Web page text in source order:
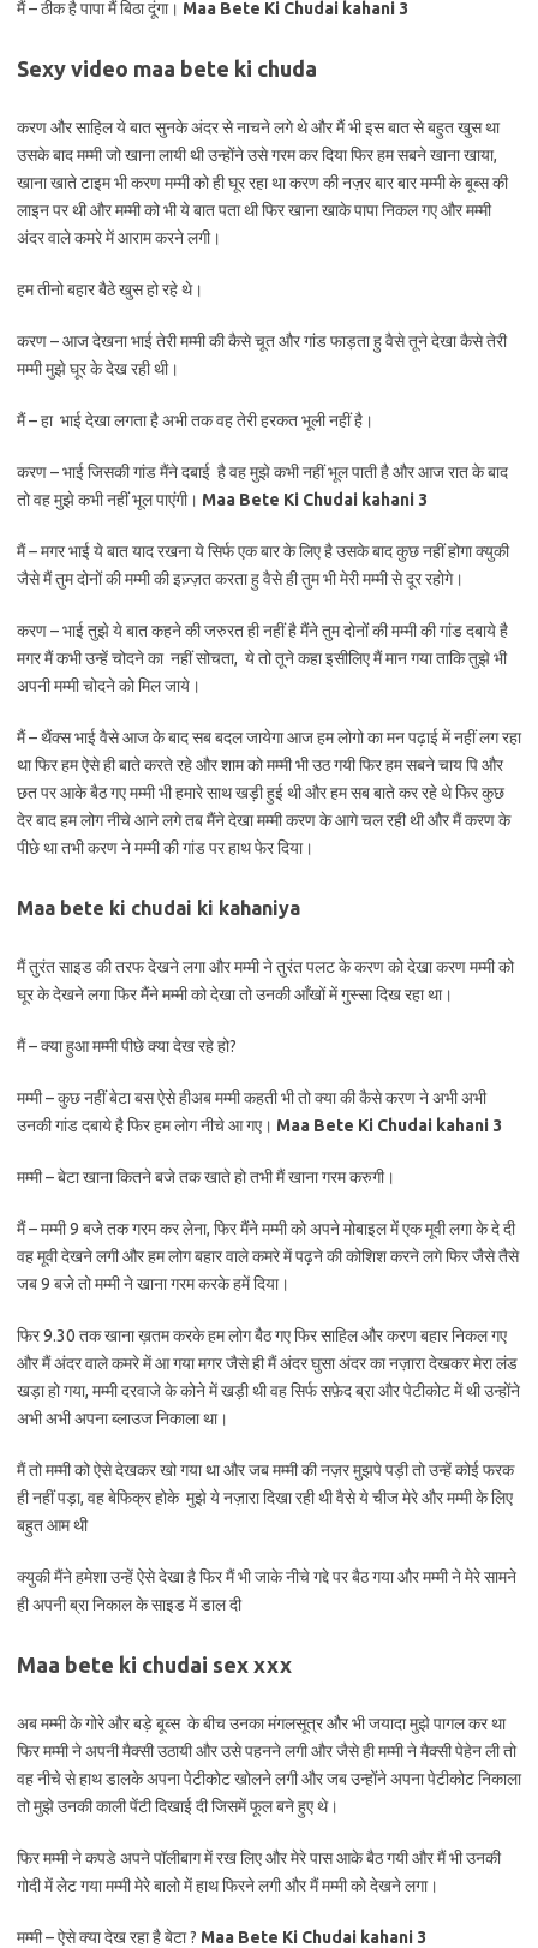
मैं – ठीक है पापा मैं बिठा दूंगा। Maa Bete Ki Chudai kahani 3
Sexy video maa bete ki chuda
करण और साहिल ये बात सुनके अंदर से नाचने लगे थे और मैं भी इस बात से बहुत खुस था
उसके बाद मम्मी जो खाना लायी थी उन्होंने उसे गरम कर दिया फिर हम सबने खाना खाया,
खाना खाते टाइम भी करण मम्मी को ही घूर रहा था करण की नज़र बार बार मम्मी के बूब्स की
लाइन पर थी और मम्मी को भी ये बात पता थी फिर खाना खाके पापा निकल गए और मम्मी
अंदर वाले कमरे में आराम करने लगी।
हम तीनो बहार बैठे खुस हो रहे थे।
करण – आज देखना भाई तेरी मम्मी की कैसे चूत और गांड फाड़ता हु वैसे तूने देखा कैसे तेरी
मम्मी मुझे घूर के देख रही थी।
मैं – हा भाई देखा लगता है अभी तक वह तेरी हरकत भूली नहीं है।
करण – भाई जिसकी गांड मैंने दबाई है वह मुझे कभी नहीं भूल पाती है और आज रात के बाद
तो वह मुझे कभी नहीं भूल पाएंगी। Maa Bete Ki Chudai kahani 3
मैं – मगर भाई ये बात याद रखना ये सिर्फ एक बार के लिए है उसके बाद कुछ नहीं होगा क्युकी
जैसे मैं तुम दोनों की मम्मी की इज़्ज़त करता हु वैसे ही तुम भी मेरी मम्मी से दूर रहोगे।
करण – भाई तुझे ये बात कहने की जरुरत ही नहीं है मैंने तुम दोनों की मम्मी की गांड दबाये है
मगर मैं कभी उन्हें चोदने का नहीं सोचता, ये तो तूने कहा इसीलिए मैं मान गया ताकि तुझे भी
अपनी मम्मी चोदने को मिल जाये।
मैं – थैंक्स भाई वैसे आज के बाद सब बदल जायेगा आज हम लोगो का मन पढ़ाई में नहीं लग रहा
था फिर हम ऐसे ही बाते करते रहे और शाम को मम्मी भी उठ गयी फिर हम सबने चाय पि और
छत पर आके बैठ गए मम्मी भी हमारे साथ खड़ी हुई थी और हम सब बाते कर रहे थे फिर कुछ
देर बाद हम लोग नीचे आने लगे तब मैंने देखा मम्मी करण के आगे चल रही थी और मैं करण के
पीछे था तभी करण ने मम्मी की गांड पर हाथ फेर दिया।
Maa bete ki chudai ki kahaniya
मैं तुरंत साइड की तरफ देखने लगा और मम्मी ने तुरंत पलट के करण को देखा करण मम्मी को
घूर के देखने लगा फिर मैंने मम्मी को देखा तो उनकी आँखों में गुस्सा दिख रहा था।
मैं – क्या हुआ मम्मी पीछे क्या देख रहे हो?
मम्मी – कुछ नहीं बेटा बस ऐसे हीअब मम्मी कहती भी तो क्या की कैसे करण ने अभी अभी
उनकी गांड दबाये है फिर हम लोग नीचे आ गए। Maa Bete Ki Chudai kahani 3
मम्मी – बेटा खाना कितने बजे तक खाते हो तभी मैं खाना गरम करुगी।
मैं – मम्मी 9 बजे तक गरम कर लेना, फिर मैंने मम्मी को अपने मोबाइल में एक मूवी लगा के दे दी
वह मूवी देखने लगी और हम लोग बहार वाले कमरे में पढ़ने की कोशिश करने लगे फिर जैसे तैसे
जब 9 बजे तो मम्मी ने खाना गरम करके हमें दिया।
फिर 9.30 तक खाना ख़तम करके हम लोग बैठ गए फिर साहिल और करण बहार निकल गए
और मैं अंदर वाले कमरे में आ गया मगर जैसे ही मैं अंदर घुसा अंदर का नज़ारा देखकर मेरा लंड
खड़ा हो गया, मम्मी दरवाजे के कोने में खड़ी थी वह सिर्फ सफ़ेद ब्रा और पेटीकोट में थी उन्होंने
अभी अभी अपना ब्लाउज निकाला था।
मैं तो मम्मी को ऐसे देखकर खो गया था और जब मम्मी की नज़र मुझपे पड़ी तो उन्हें कोई फरक
ही नहीं पड़ा, वह बेफिक्र होके मुझे ये नज़ारा दिखा रही थी वैसे ये चीज मेरे और मम्मी के लिए
बहुत आम थी
क्युकी मैंने हमेशा उन्हें ऐसे देखा है फिर मैं भी जाके नीचे गद्दे पर बैठ गया और मम्मी ने मेरे सामने
ही अपनी ब्रा निकाल के साइड में डाल दी
Maa bete ki chudai sex xxx
अब मम्मी के गोरे और बड़े बूब्स के बीच उनका मंगलसूत्र और भी जयादा मुझे पागल कर था
फिर मम्मी ने अपनी मैक्सी उठायी और उसे पहनने लगी और जैसे ही मम्मी ने मैक्सी पेहेन ली तो
वह नीचे से हाथ डालके अपना पेटीकोट खोलने लगी और जब उन्होंने अपना पेटीकोट निकाला
तो मुझे उनकी काली पेंटी दिखाई दी जिसमें फूल बने हुए थे।
फिर मम्मी ने कपडे अपने पॉलीबाग में रख लिए और मेरे पास आके बैठ गयी और मैं भी उनकी
गोदी में लेट गया मम्मी मेरे बालो में हाथ फिरने लगी और मैं मम्मी को देखने लगा।
मम्मी – ऐसे क्या देख रहा है बेटा ? Maa Bete Ki Chudai kahani 3